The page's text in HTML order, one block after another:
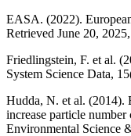
EASA. (2022).
Retrieved June 20,
Friedlingstein, F. et al.
System Science Data,
Hudda, N. et al. (2014).
increase particle
Environmental Science